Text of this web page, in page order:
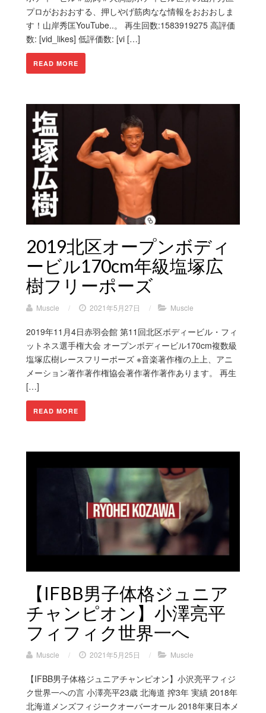
プロがおおおする、押しやげ筋肉なな情報をおおおしま
す！山岸秀匡YouTube..。 再生回数:1583919275 高評価
数: [vid_likes] 低評価数: [vi […]
READ MORE
2019北区オープンボディ
ービル170cm年級塩塚広
樹フリーポーズ
Muscle / 2021年5月27日 / Muscle
2019年11月4日赤羽会館 第11回北区ボディービル・フィ
ットネス選手権大会 オープンボディービル170cm複数級
塩塚広樹レースフリーポーズ ※音楽著作権の上上、アニ
メーション著作著作権協会著作著作著作あります。 再生
[…]
READ MORE
【IFBB男子体格ジュニア
チャンピオン】小澤亮平
フィフィク世界一へ
Muscle / 2021年5月25日 / Muscle
【IFBB男子体格ジュニアチャンピオン】小沢亮平フィジ
ク世界一への言 小澤亮平23歳 北海道 搾3年 実績 2018年
北海道メンズフィジークオーバーオール 2018年東日本メ